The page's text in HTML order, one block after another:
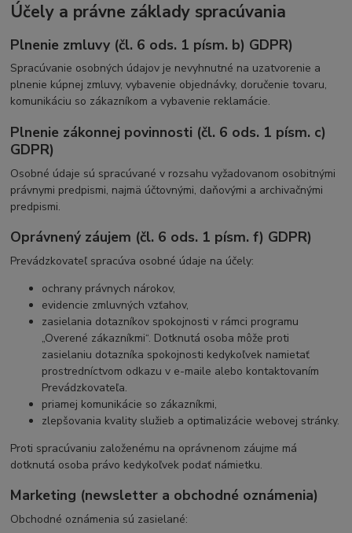
Účely a právne základy spracúvania
Plnenie zmluvy (čl. 6 ods. 1 písm. b) GDPR)
Spracúvanie osobných údajov je nevyhnutné na uzatvorenie a
plnenie kúpnej zmluvy, vybavenie objednávky, doručenie tovaru,
komunikáciu so zákazníkom a vybavenie reklamácie.
Plnenie zákonnej povinnosti (čl. 6 ods. 1 písm. c)
GDPR)
Osobné údaje sú spracúvané v rozsahu vyžadovanom osobitnými
právnymi predpismi, najmä účtovnými, daňovými a archivačnými
predpismi.
Oprávnený záujem (čl. 6 ods. 1 písm. f) GDPR)
Prevádzkovateľ spracúva osobné údaje na účely:
ochrany právnych nárokov,
evidencie zmluvných vzťahov,
zasielania dotazníkov spokojnosti v rámci programu
„Overené zákazníkmi“. Dotknutá osoba môže proti
zasielaniu dotazníka spokojnosti kedykoľvek namietať
prostredníctvom odkazu v e-maile alebo kontaktovaním
Prevádzkovateľa.
priamej komunikácie so zákazníkmi,
zlepšovania kvality služieb a optimalizácie webovej stránky.
Proti spracúvaniu založenému na oprávnenom záujme má
dotknutá osoba právo kedykoľvek podať námietku.
Marketing (newsletter a obchodné oznámenia)
Obchodné oznámenia sú zasielané: